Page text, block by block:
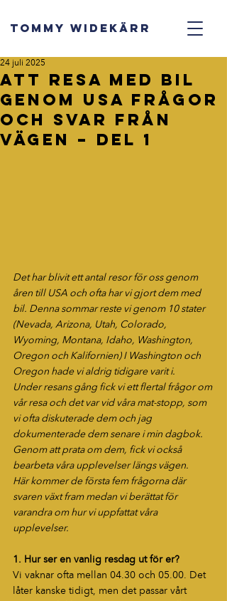
TOMMY WIDEKÄRR
Att resa med bil
genom USA Frågor
och svar från
vägen – del 1
24 juli 2025
Det har blivit ett antal resor för oss genom
åren till USA och ofta har vi gjort dem med
bil. Denna sommar reste vi genom 10 stater
(Nevada, Arizona, Utah, Colorado,
Wyoming, Montana, Idaho, Washington,
Oregon och Kalifornien) I Washington och
Oregon hade vi aldrig tidigare varit i.
Under resans gång fick vi ett flertal frågor om
vår resa och det var vid våra mat-stopp, som
vi ofta diskuterade dem och jag
dokumenterade dem senare i min dagbok.
Genom att prata om dem, fick vi också
bearbeta våra upplevelser längs vägen.
Här kommer de första fem frågorna där
svaren växt fram medan vi berättat för
varandra om hur vi uppfattat våra
upplevelser.
1. Hur ser en vanlig resdag ut för er?
Vi vaknar ofta mellan 04.30 och 05.00. Det
låter kanske tidigt, men det passar vårt